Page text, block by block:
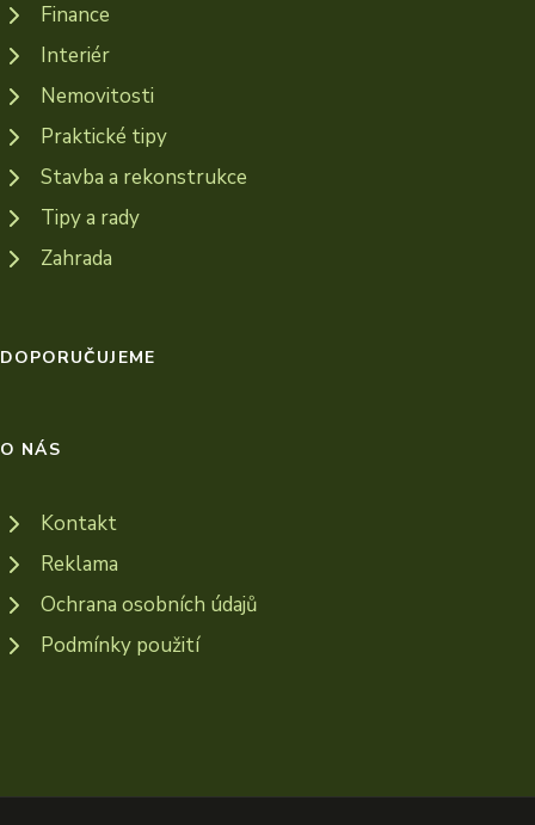
Finance
Interiér
Nemovitosti
Praktické tipy
Stavba a rekonstrukce
Tipy a rady
Zahrada
DOPORUČUJEME
O NÁS
Kontakt
Reklama
Ochrana osobních údajů
Podmínky použití